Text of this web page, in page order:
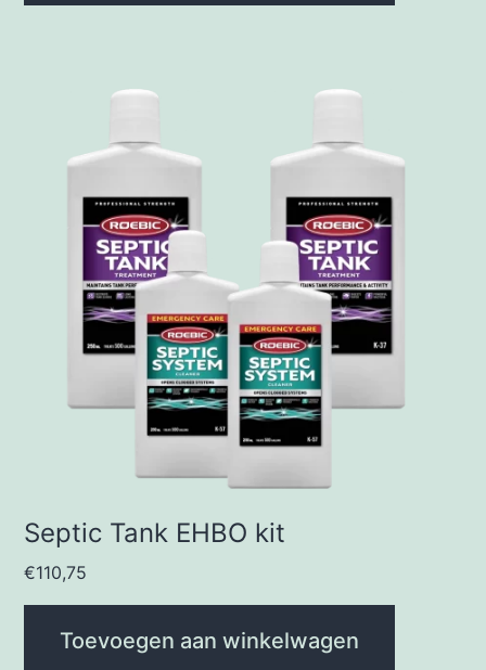
Septic Tank EHBO kit
€110,75
Toevoegen aan winkelwagen